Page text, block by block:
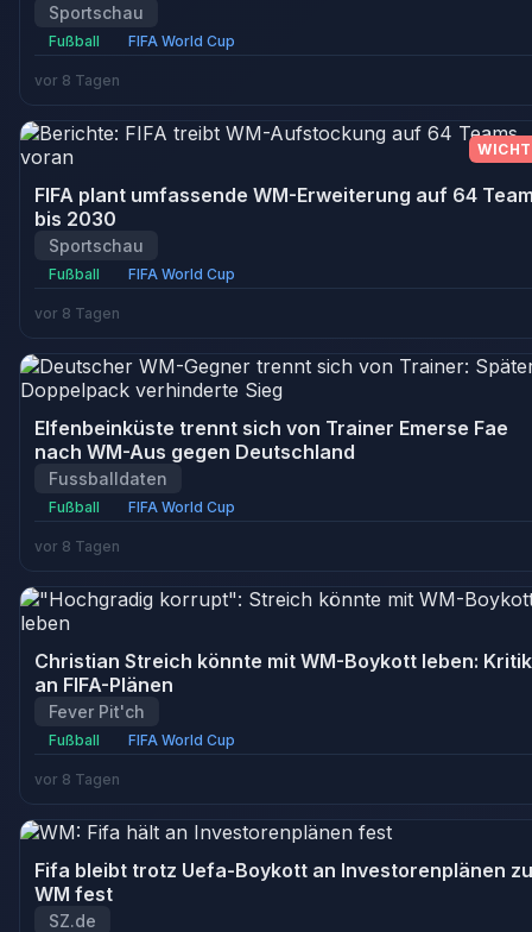
Sportschau
Fußball FIFA World Cup
vor 8 Tagen
FIFA plant umfassende WM-Erweiterung auf 64
bis 2030
Sportschau
Fußball FIFA World Cup
vor 8 Tagen
Elfenbeinküste trennt sich von Trainer Emerse Fae
nach WM-Aus gegen Deutschland
Fussballdaten
Fußball FIFA World Cup
vor 8 Tagen
Christian Streich könnte mit WM-Boykott leben: Kritik
an FIFA-Plänen
Fever Pit'ch
Fußball FIFA World Cup
vor 8 Tagen
Fifa bleibt trotz Uefa-Boykott an Investorenplänen
WM fest
SZ.de